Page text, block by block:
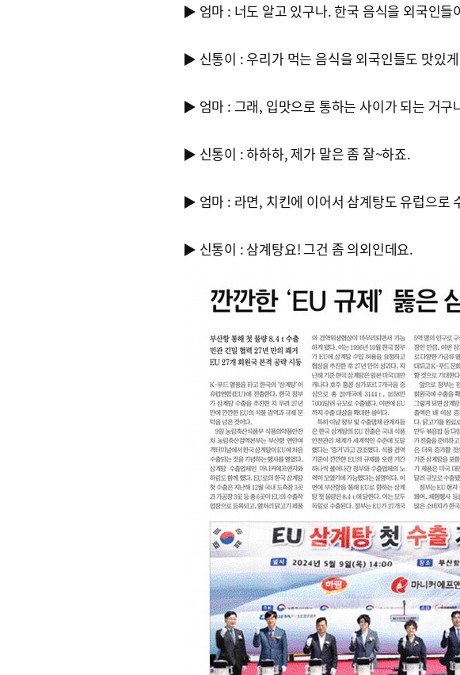
▶ 엄마 : 너도 알고 있구나. 한국 음식을 외국인들
▶ 신통이 : 우리가 먹는 음식을 외국인들도 맛있
▶ 엄마 : 그래, 입맛으로 통하는 사이가 되는 거구
▶ 신통이 : 하하하, 제가 말은 좀 잘~하죠.
▶ 엄마 : 라면, 치킨에 이어서 삼계탕도 유럽으로
▶ 신통이 : 삼계탕요! 그건 좀 의외인데요.